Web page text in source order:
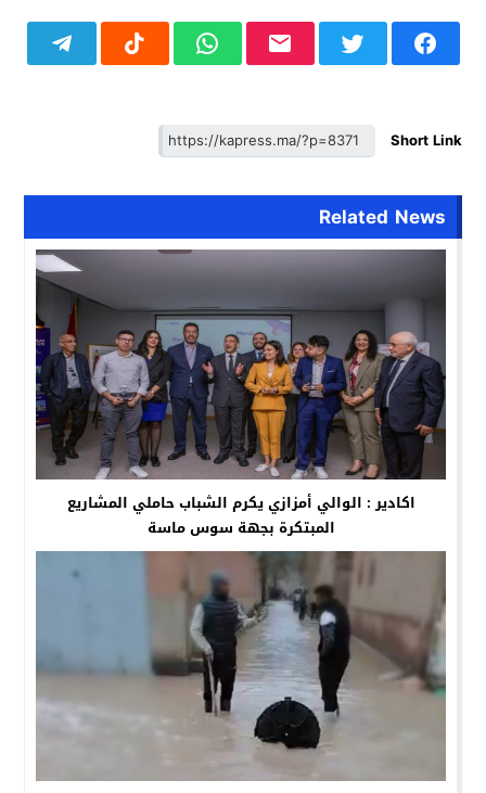
Short Link
Related News
اكادير : الوالي أمزازي يكرم الشباب حاملي المشاريع
المبتكرة بجهة سوس ماسة